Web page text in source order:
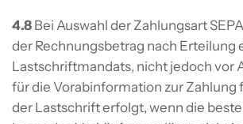
4.8 Bei Auswahl der Zahlungsart
der Rechnungsbetrag nach Erteilung
Lastschriftmandats, nicht jedoch vor
für die Vorabinformation zur Zahlung
der Lastschrift erfolgt, wenn die